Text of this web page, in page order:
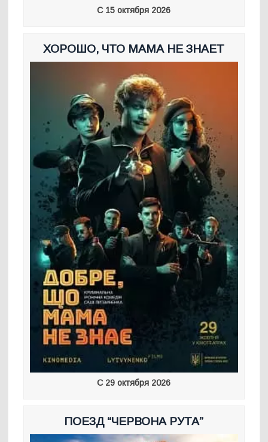
С 15 октября 2026
ХОРОШО, ЧТО МАМА НЕ ЗНАЕТ
С 29 октября 2026
ПОЕЗД “ЧЕРВОНА РУТА”